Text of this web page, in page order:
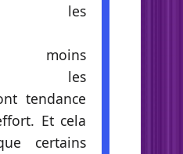
les
moins
les
tendance
Et cela
certains